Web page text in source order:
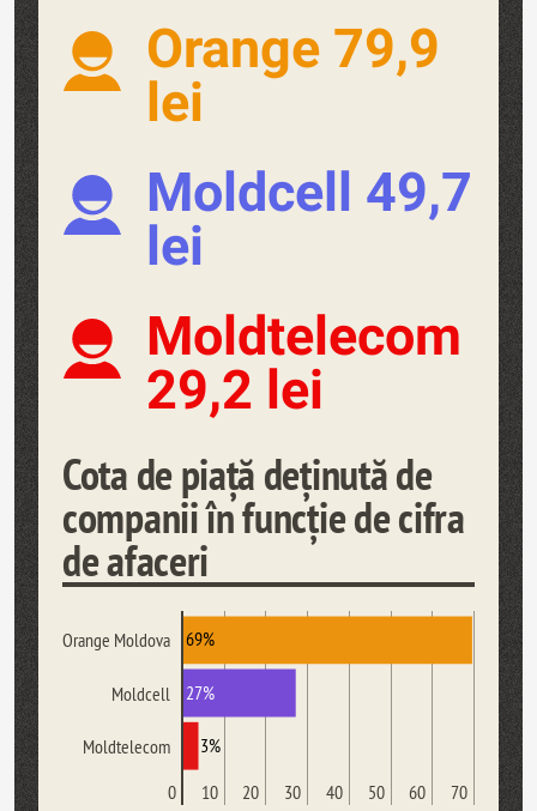
Orange 79,9
lei
Moldcell 49,7
lei
Moldtelecom
29,2 lei
Cota de piață deținută de
companii în funcție de cifra
de afaceri
Orange Moldova
Moldcell
Moldtelecom
0 10 20 30 40 50 60 70
69%
27%
3%